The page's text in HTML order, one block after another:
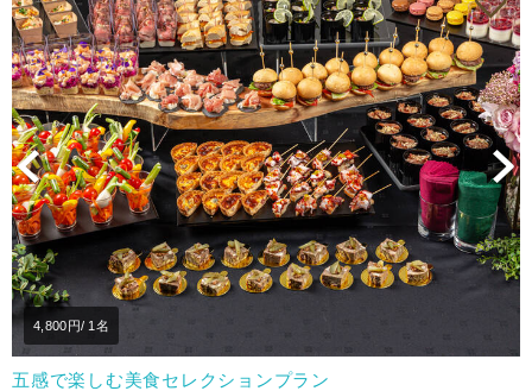
Previous
4,800円/ 1名
五感で楽しむ美食セレクションプラン